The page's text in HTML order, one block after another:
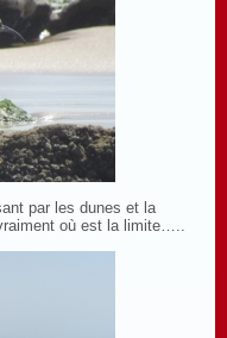
par les dunes et la
où est la limite…..